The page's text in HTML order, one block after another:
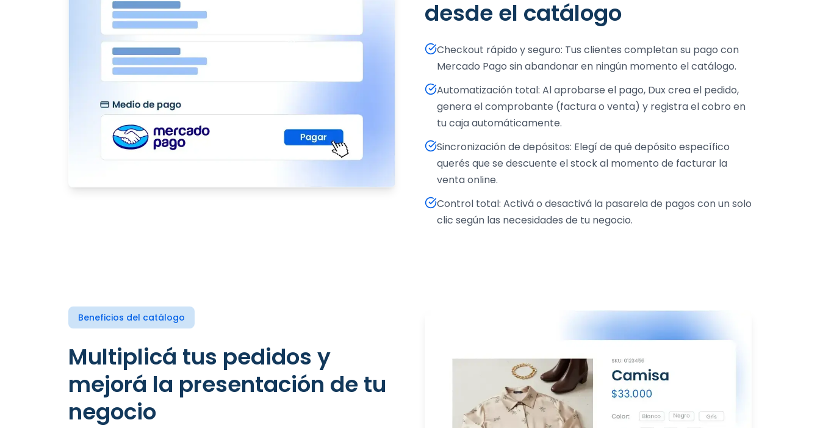
desde el catálogo
Checkout rápido y seguro: Tus clientes completan su pago con
Mercado Pago sin abandonar en ningún momento el catálogo.
Automatización total: Al aprobarse el pago, Dux crea el pedido,
genera el comprobante (factura o venta) y registra el cobro en
tu caja automáticamente.
Sincronización de depósitos: Elegí de qué depósito específico
querés que se descuente el stock al momento de facturar la
venta online.
Control total: Activá o desactivá la pasarela de pagos con un solo
clic según las necesidades de tu negocio.
Beneficios del catálogo
Multiplicá tus pedidos y
mejorá la presentación de tu
negocio